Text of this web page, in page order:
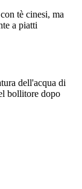
tè cinesi, ma
a piatti
dell'acqua di
bollitore dopo